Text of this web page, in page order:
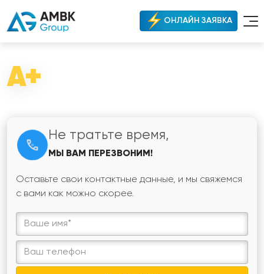
ОНЛАЙН ЗАЯВКА
A+
Не тратьте время,
МЫ ВАМ ПЕРЕЗВОНИМ!
Оставьте свои контактные данные, и мы свяжемся
с вами как можно скорее.